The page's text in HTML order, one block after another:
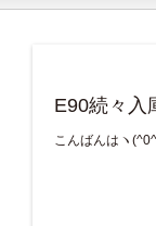
E90続々入
こんばんはヽ